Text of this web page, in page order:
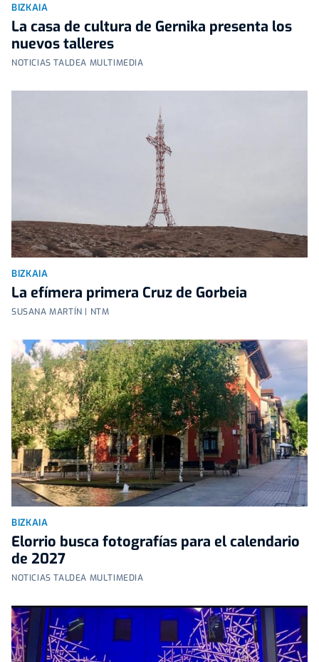
BIZKAIA
La casa de cultura de Gernika presenta los
nuevos talleres
NOTICIAS TALDEA MULTIMEDIA
BIZKAIA
La efímera primera Cruz de Gorbeia
SUSANA MARTÍN | NTM
BIZKAIA
Elorrio busca fotografías para el calendario
de 2027
NOTICIAS TALDEA MULTIMEDIA